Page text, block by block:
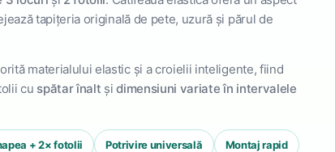
tapițeria originală de pete, uzură și părul de
materialului elastic și a croielii inteligente, fiind
cu spătar înalt șidimensiuni variate în intervalele
+ 2× fotolii Potrivire universală Montaj rapid